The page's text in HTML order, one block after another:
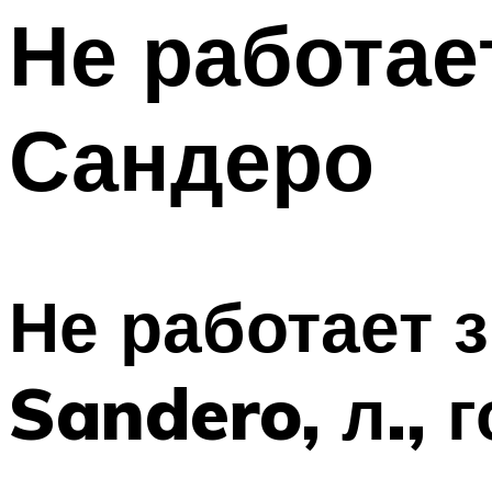
Не
Сандеро
Не работает
Sandero, л.,